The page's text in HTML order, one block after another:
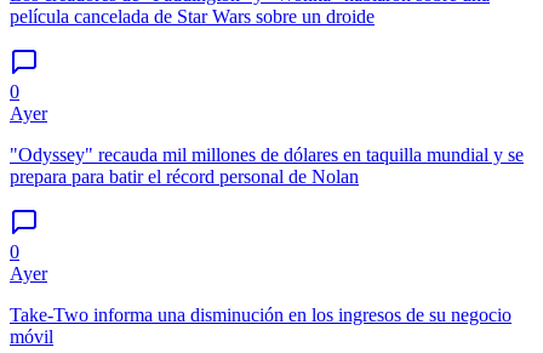
película cancelada de Star Wars sobre un droide
0
Ayer
"Odyssey" recauda mil millones de dólares en taquilla mundial y se
prepara para batir el récord personal de Nolan
0
Ayer
Take-Two informa una disminución en los ingresos de su negocio
móvil